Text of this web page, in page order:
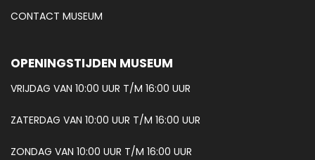
CONTACT MUSEUM
OPENINGSTIJDEN MUSEUM
VRIJDAG VAN 10:00 UUR T/M 16:00 UUR
ZATERDAG VAN 10:00 UUR T/M 16:00 UUR
ZONDAG VAN 10:00 UUR T/M 16:00 UUR